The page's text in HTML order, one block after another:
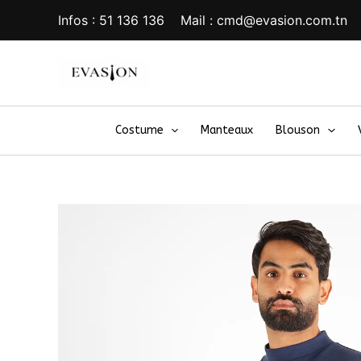
Infos : 51 136 136 Mail : cmd@evasion.com.tn
Costume Manteaux Blouson